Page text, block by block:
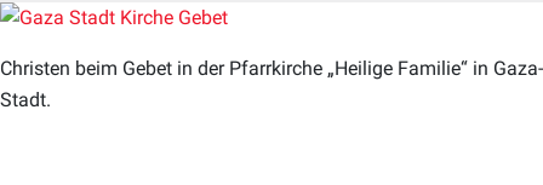
Christen beim Gebet in der Pfarrkirche „Heilige Familie“ in Gaza-
Stadt.